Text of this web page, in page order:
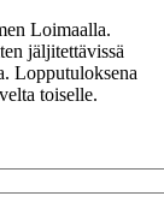
Loimaalla.
jäljitettävissä
Lopputuloksena
toiselle.